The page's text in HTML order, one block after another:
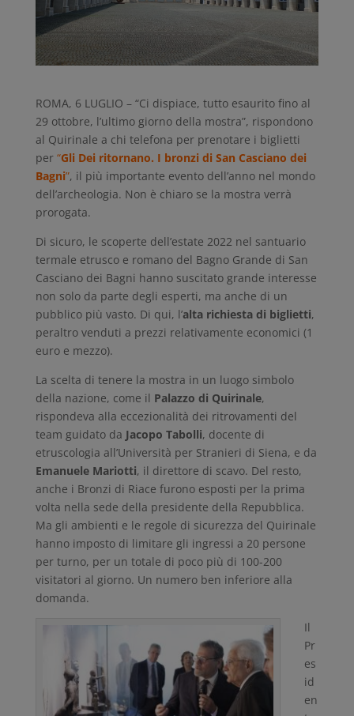
ROMA, 6 LUGLIO – “Ci dispiace, tutto esaurito fino al
29 ottobre, l’ultimo giorno della mostra”, rispondono
al Quirinale a chi telefona per prenotare i biglietti
per “Gli Dei ritornano. I bronzi di San Casciano dei
Bagni”, il più importante evento dell’anno nel mondo
dell’archeologia. Non è chiaro se la mostra verrà
prorogata.
Di sicuro, le scoperte dell’estate 2022 nel santuario
termale etrusco e romano del Bagno Grande di San
Casciano dei Bagni hanno suscitato grande interesse
non solo da parte degli esperti, ma anche di un
pubblico più vasto. Di qui, l’alta richiesta di biglietti,
peraltro venduti a prezzi relativamente economici (1
euro e mezzo).
La scelta di tenere la mostra in un luogo simbolo
della nazione, come il Palazzo di Quirinale,
rispondeva alla eccezionalità dei ritrovamenti del
team guidato da Jacopo Tabolli, docente di
etruscologia all’Università per Stranieri di Siena, e da
Emanuele Mariotti, il direttore di scavo. Del resto,
anche i Bronzi di Riace furono esposti per la prima
volta nella sede della presidente della Repubblica.
Ma gli ambienti e le regole di sicurezza del Quirinale
hanno imposto di limitare gli ingressi a 20 persone
per turno, per un totale di poco più di 100-200
visitatori al giorno. Un numero ben inferiore alla
domanda.
Il
Pr
es
id
en